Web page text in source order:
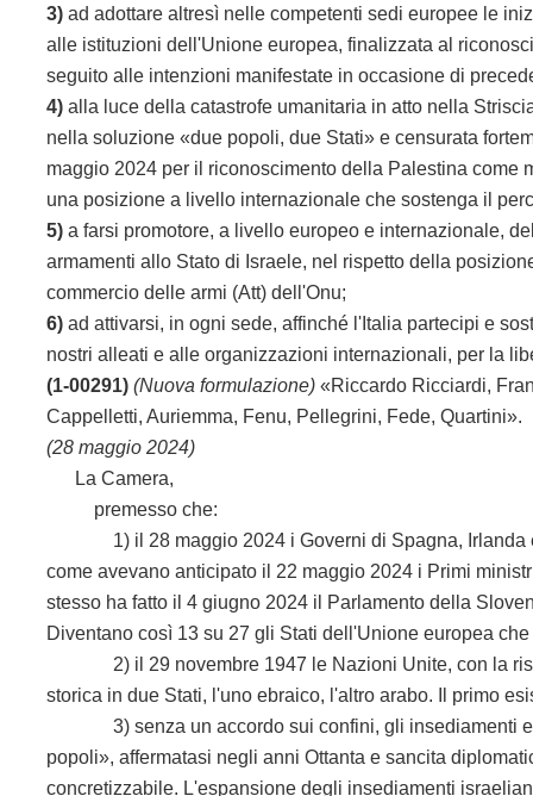
3) ad adottare altresì nelle competenti sedi europee le
alle istituzioni dell'Unione europea, finalizzata al
seguito alle intenzioni manifestate in occasione di
4) alla luce della catastrofe umanitaria in atto nella
nella soluzione «due popoli, due Stati» e censurata
maggio 2024 per il riconoscimento della Palestina
una posizione a livello internazionale che sostenga il
5) a farsi promotore, a livello europeo e internazionale,
armamenti allo Stato di Israele, nel rispetto della
commercio delle armi (Att) dell'Onu;
6) ad attivarsi, in ogni sede, affinché l'Italia partecipi e
nostri alleati e alle organizzazioni internazionali, per la
(1-00291) (Nuova formulazione) «Riccardo Ricciardi,
Cappelletti, Auriemma, Fenu, Pellegrini, Fede, Quartini».
(28 maggio 2024)
La Camera,
premesso che:
1) il 28 maggio 2024 i Governi di Spagna, Irlanda e
come avevano anticipato il 22 maggio 2024 i Primi
stesso ha fatto il 4 giugno 2024 il Parlamento della
Diventano così 13 su 27 gli Stati dell'Unione europea
2) il 29 novembre 1947 le Nazioni Unite, con la
storica in due Stati, l'uno ebraico, l'altro arabo. Il primo
3) senza un accordo sui confini, gli insediamenti
popoli», affermatasi negli anni Ottanta e sancita
concretizzabile. L'espansione degli insediamenti